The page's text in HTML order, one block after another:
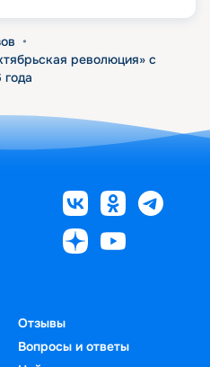
•
революция» с
Отзывы
Вопросы и ответы